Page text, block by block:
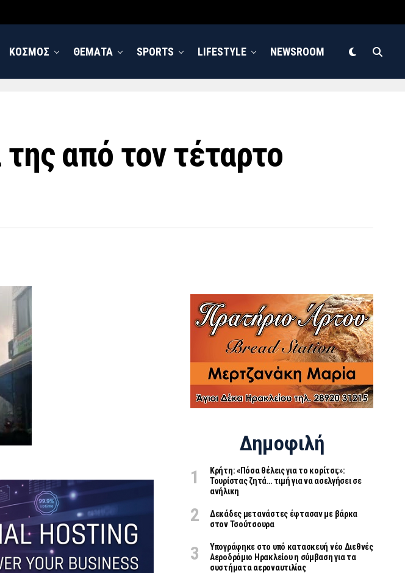
ΚΟΣΜΟΣ ΘΕΜΑΤΑ SPORTS LIFESTYLE NEWSROOM
από τον τέταρτο
Δημοφιλή
Κρήτη: «Πόσα θέλεις για το κορίτσι;»:
Τουρίστας ζητά… τιμή για να ασελγήσει σε
ανήλικη
Δεκάδες μετανάστες έφτασαν με βάρκα
στον Τσούτσουρα
Υπογράφηκε στο υπό κατασκευή νέο Διεθνές
Αεροδρόμιο Ηρακλείου η σύμβαση για τα
συστήματα αεροναυτιλίας